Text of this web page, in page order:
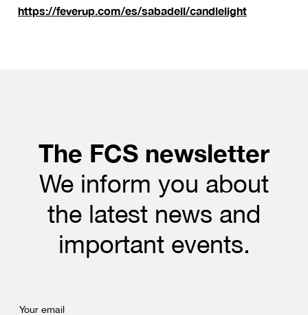
https://feverup.com/es/sabadell/candlelight
The FCS newsletter
We inform you about
the latest news and
important events.
Your email